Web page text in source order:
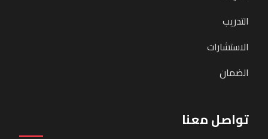
التدريب
الاستشارات
الضمان
تواصل معنا